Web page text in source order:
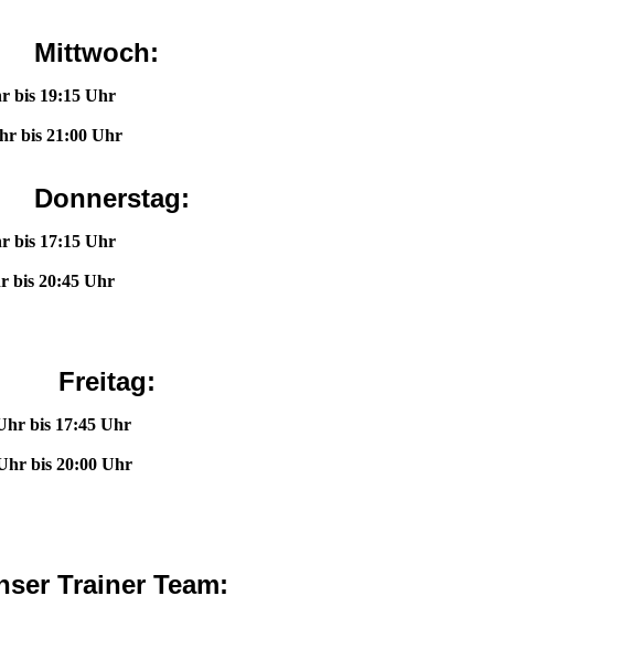
Mittwoch:
18:00 Uhr bis 19:15 Uhr
21:00 Uhr
Donnerstag:
17:15 Uhr
20:45 Uhr
Freitag:
17:45 Uhr
Uhr
Trainer Team: